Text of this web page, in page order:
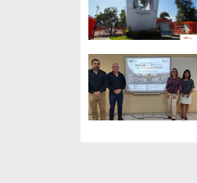
a
c
i